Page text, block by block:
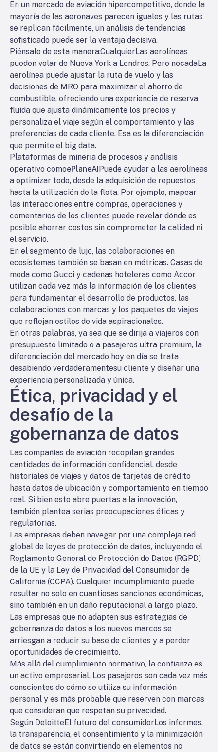
En un mercado de aviación hipercompetitivo, donde la
mayoría de las aeronaves parecen iguales y las rutas
se replican fácilmente, un análisis de tendencias
sofisticado puede ser la ventaja decisiva.
Piénsalo de esta manera:CualquierLas aerolíneas
pueden volar de Nueva York a Londres. Pero nocadaLa
aerolínea puede ajustar la ruta de vuelo y las
decisiones de MRO para maximizar el ahorro de
combustible, ofreciendo una experiencia de reserva
fluida que ajusta dinámicamente los precios y
personaliza el viaje según el comportamiento y las
preferencias de cada cliente. Esa es la diferenciación
que permite el big data.
Plataformas de minería de procesos y análisis
operativo comoePlaneAIPuede ayudar a las aerolíneas
a optimizar todo, desde la adquisición de repuestos
hasta la utilización de la flota. Por ejemplo, mapear
las interacciones entre compras, operaciones y
comentarios de los clientes puede revelar dónde es
posible ahorrar costos sin comprometer la calidad ni
el servicio.
En el segmento de lujo, las colaboraciones en
ecosistemas también se basan en métricas. Casas de
moda como Gucci y cadenas hoteleras como Accor
utilizan cada vez más la información de los clientes
para fundamentar el desarrollo de productos, las
colaboraciones con marcas y los paquetes de viajes
que reflejan estilos de vida aspiracionales.
En otras palabras, ya sea que se dirija a viajeros con
presupuesto limitado o a pasajeros ultra premium, la
diferenciación del mercado hoy en día se trata
desabiendo verdaderamentesu cliente y diseñar una
experiencia personalizada y única.
Ética, privacidad y el
desafío de la
gobernanza de datos
Las compañías de aviación recopilan grandes
cantidades de información confidencial, desde
historiales de viajes y datos de tarjetas de crédito
hasta datos de ubicación y comportamiento en tiempo
real. Si bien esto abre puertas a la innovación,
también plantea serias preocupaciones éticas y
regulatorias.
Las empresas deben navegar por una compleja red
global de leyes de protección de datos, incluyendo el
Reglamento General de Protección de Datos (RGPD)
de la UE y la Ley de Privacidad del Consumidor de
California (CCPA). Cualquier incumplimiento puede
resultar no solo en cuantiosas sanciones económicas,
sino también en un daño reputacional a largo plazo.
Las empresas que no adapten sus estrategias de
gobernanza de datos a los nuevos marcos se
arriesgan a reducir su base de clientes y a perder
oportunidades de crecimiento.
Más allá del cumplimiento normativo, la confianza es
un activo empresarial. Los pasajeros son cada vez más
conscientes de cómo se utiliza su información
personal y es más probable que reserven con marcas
que consideran que respetan su privacidad.
Según DeloitteEl futuro del consumidorLos informes,
la transparencia, el consentimiento y la minimización
de datos se están convirtiendo en elementos no